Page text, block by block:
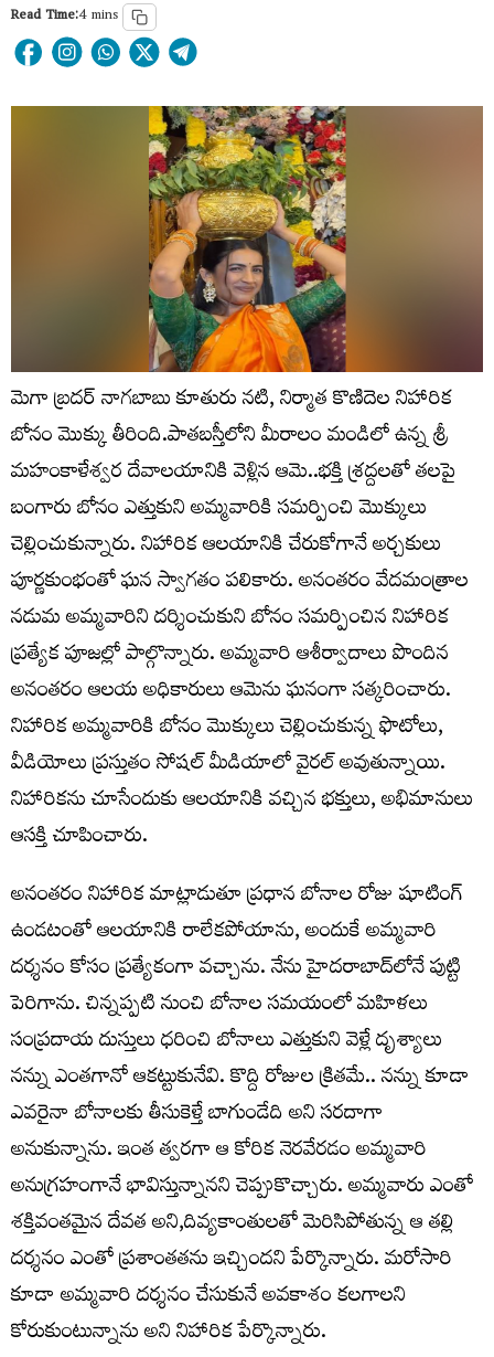
Read Time:4 mins
మెగా బ్రదర్ నాగబాబు కూతురు నటి, నిర్మాత కొణిదెల నిహారిక
బోనం మొక్కు తీరింది.పాతబస్తీలోని మీరాలం మండిలో ఉన్న శ్రీ
మహంకాళేశ్వర దేవాలయానికి వెళ్లిన ఆమె..భక్తి శ్రద్దలతో తలపై
బంగారు బోనం ఎత్తుకుని అమ్మవారికి సమర్పించి మొక్కులు
చెల్లించుకున్నారు. నిహారిక ఆలయానికి చేరుకోగానే అర్చకులు
పూర్ణకుంభంతో ఘన స్వాగతం పలికారు. అనంతరం వేదమంత్రాల
నడుమ అమ్మవారిని దర్శించుకుని బోనం సమర్పించిన నిహారిక
ప్రత్యేక పూజల్లో పాల్గొన్నారు. అమ్మవారి ఆశీర్వాదాలు పొందిన
అనంతరం ఆలయ అధికారులు ఆమెను ఘనంగా సత్కరించారు.
నిహారిక అమ్మవారికి బోనం మొక్కులు చెల్లించుకున్న ఫొటోలు,
వీడియోలు ప్రస్తుతం సోషల్ మీడియాలో వైరల్ అవుతున్నాయి.
నిహారికను చూసేందుకు ఆలయానికి వచ్చిన భక్తులు, అభిమానులు
ఆసక్తి చూపించారు.
అనంతరం నిహారిక మాట్లాడుతూ ప్రధాన బోనాల రోజు షూటింగ్
ఉండటంతో ఆలయానికి రాలేకపోయాను, అందుకే అమ్మవారి
దర్శనం కోసం ప్రత్యేకంగా వచ్చాను. నేను హైదరాబాద్‌లోనే పుట్టి
పెరిగాను. చిన్నప్పటి నుంచి బోనాల సమయంలో మహిళలు
సంప్రదాయ దుస్తులు ధరించి బోనాలు ఎత్తుకుని వెళ్లే దృశ్యాలు
నన్ను ఎంతగానో ఆకట్టుకునేవి. కొద్ది రోజుల క్రితమే.. నన్ను కూడా
ఎవరైనా బోనాలకు తీసుకెళ్తే బాగుండేది అని సరదాగా
అనుకున్నాను. ఇంత త్వరగా ఆ కోరిక నెరవేరడం అమ్మవారి
అనుగ్రహంగానే భావిస్తున్నానని చెప్పుకొచ్చారు. అమ్మవారు ఎంతో
శక్తివంతమైన దేవత అని,దివ్యకాంతులతో మెరిసిపోతున్న ఆ తల్లి
దర్శనం ఎంతో ప్రశాంతతను ఇచ్చిందని పేర్కొన్నారు. మరోసారి
కూడా అమ్మవారి దర్శనం చేసుకునే అవకాశం కలగాలని
కోరుకుంటున్నాను అని నిహారిక పేర్కొన్నారు.